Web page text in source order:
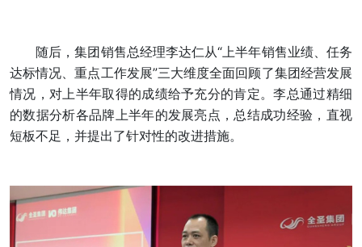
随后，集团销售总经理李达仁从“上半年销售业绩、任务
达标情况、重点工作发展”三大维度全面回顾了集团经营发展
情况，对上半年取得的成绩给予充分的肯定。李总通过精细
的数据分析各品牌上半年的发展亮点，总结成功经验，直视
短板不足，并提出了针对性的改进措施。